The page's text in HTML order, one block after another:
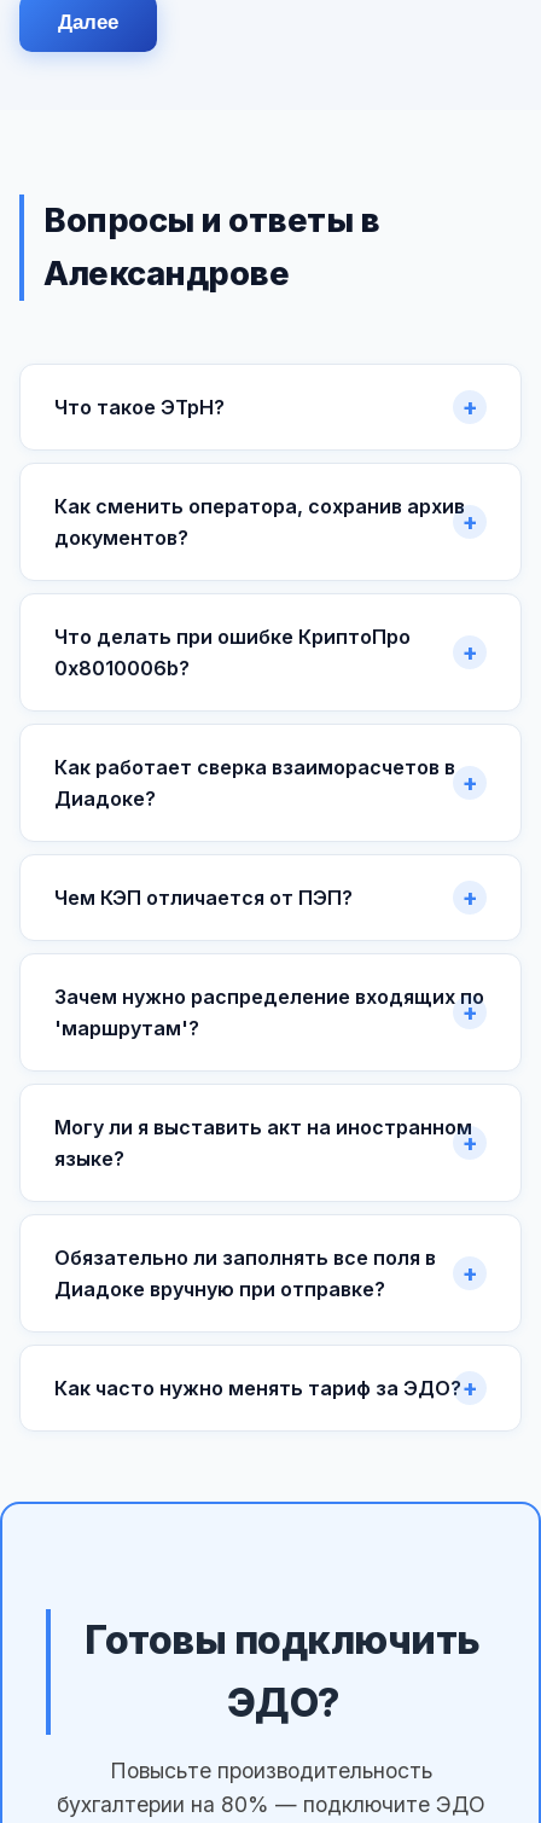
Далее
Вопросы и ответы в
Александрове
Что такое ЭТрН?
Как сменить оператора, сохранив архив
документов?
Что делать при ошибке КриптоПро
0x8010006b?
Как работает сверка взаиморасчетов в
Диадоке?
Чем КЭП отличается от ПЭП?
Зачем нужно распределение входящих по
'маршрутам'?
Могу ли я выставить акт на иностранном
языке?
Обязательно ли заполнять все поля в
Диадоке вручную при отправке?
Как часто нужно менять тариф за ЭДО?
Готовы подключить
ЭДО?
Повысьте производительность
бухгалтерии на 80% — подключите ЭДО